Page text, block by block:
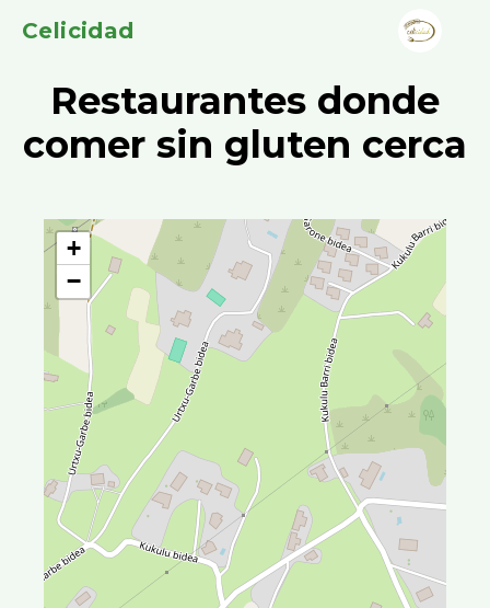
Celicidad
Restaurantes donde
comer sin gluten cerca
+
−